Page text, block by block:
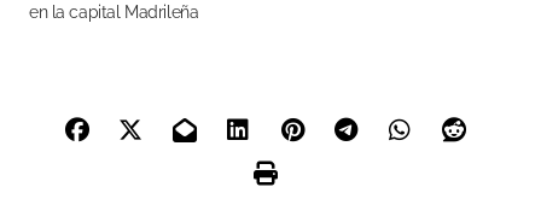
en la capital Madrileña